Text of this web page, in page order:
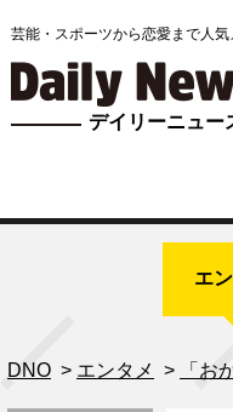
芸能・スポーツから恋愛まで人
デイリーニュー
エ
DNO > エンタメ > 「お